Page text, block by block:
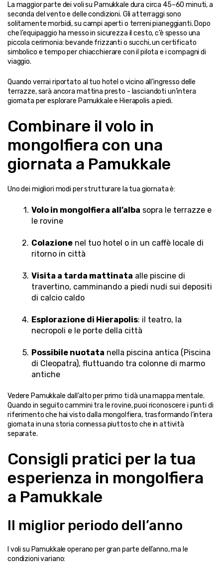
La maggior parte dei voli su Pamukkale dura circa 45–60 minuti, a
seconda del vento e delle condizioni. Gli atterraggi sono
solitamente morbidi, su campi aperti o terreni pianeggianti. Dopo
che l’equipaggio ha messo in sicurezza il cesto, c’è spesso una
piccola cerimonia: bevande frizzanti o succhi, un certificato
simbolico e tempo per chiacchierare con il pilota e i compagni di
viaggio.
Quando verrai riportato al tuo hotel o vicino all’ingresso delle
terrazze, sarà ancora mattina presto - lasciandoti un’intera
giornata per esplorare Pamukkale e Hierapolis a piedi.
Combinare il volo in
mongolfiera con una
giornata a Pamukkale
Uno dei migliori modi per strutturare la tua giornata è:
Volo in mongolfiera all’alba sopra le terrazze e
le rovine
Colazione nel tuo hotel o in un caffè locale di
ritorno in città
Visita a tarda mattinata alle piscine di
travertino, camminando a piedi nudi sui depositi
di calcio caldo
Esplorazione di Hierapolis: il teatro, la
necropoli e le porte della città
Possibile nuotata nella piscina antica (Piscina
di Cleopatra), fluttuando tra colonne di marmo
antiche
Vedere Pamukkale dall’alto per primo ti dà una mappa mentale.
Quando in seguito cammini tra le rovine, puoi riconoscere i punti di
riferimento che hai visto dalla mongolfiera, trasformando l’intera
giornata in una storia connessa piuttosto che in attività
separate.
Consigli pratici per la tua
esperienza in mongolfiera
a Pamukkale
Il miglior periodo dell’anno
I voli su Pamukkale operano per gran parte dell’anno, ma le
condizioni variano: